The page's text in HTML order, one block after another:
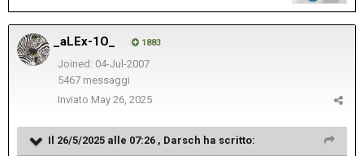
_aLEx-1O_ 1883
Joined: 04-Jul-2007
5467 messaggi
Inviato May 26, 2025
Il 26/5/2025 alle 07:26 , Darsch ha scritto: